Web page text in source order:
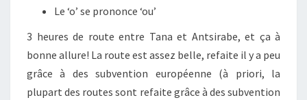
Le ‘o’ se prononce ‘ou’
3 heures de route entre Tana et Antsirabe, et ça à
bonne allure! La route est assez belle, refaite il y a peu
grâce à des subvention européenne (à priori, la
plupart des routes sont refaite grâce à des subvention